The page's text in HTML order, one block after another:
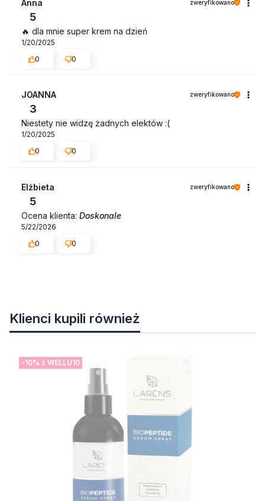
Anna zweryfikowano
5
🔥 dla mnie super krem na dzień
1/20/2025
0
0
JOANNA zweryfikowano
3
Niestety nie widzę żadnych elektów :(
1/20/2025
0
0
Elżbieta zweryfikowano
5
Ocena klienta: Doskonale
5/22/2026
0
0
Klienci kupili również
-10% z WELLU10